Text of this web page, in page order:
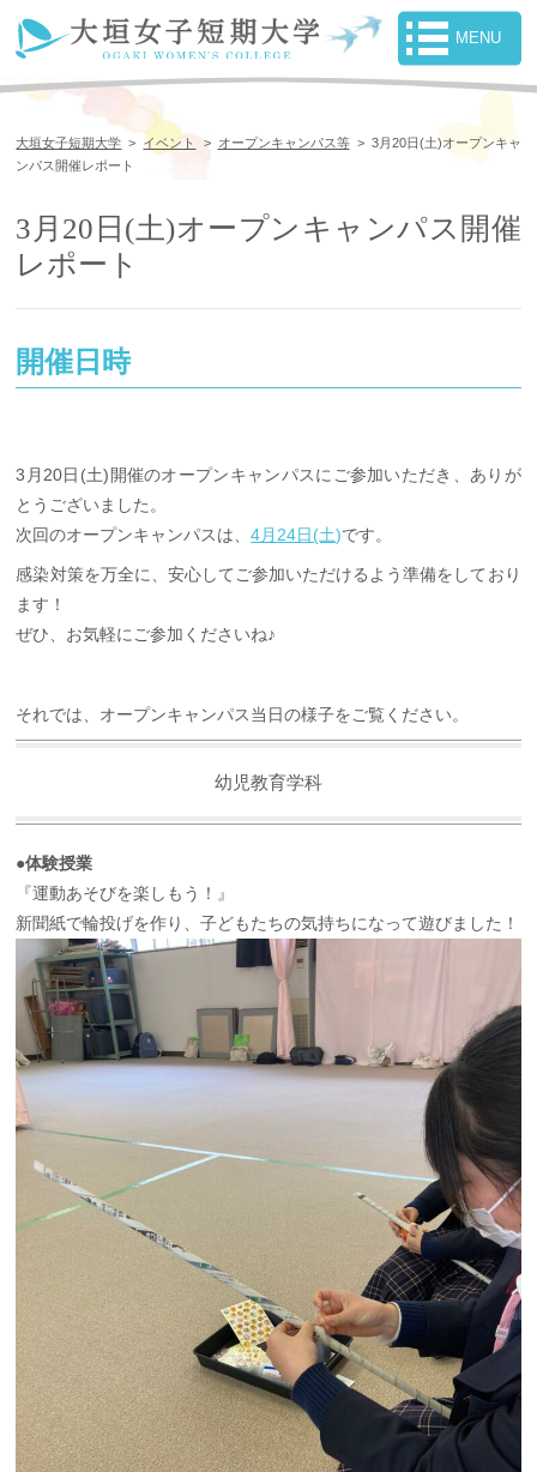
大垣女子短期大学 > イベント > オープンキャンパス等> 3月20日(土)オープンキャ
ンパス開催レポート
3月20日(土)オープンキャンパス開催
レポート
開催日時
3月20日(土)開催のオープンキャンパスにご参加いただき、ありが
とうございました。
次回のオープンキャンパスは、4月24日(土)です。
感染対策を万全に、安心してご参加いただけるよう準備をしており
ます！
ぜひ、お気軽にご参加くださいね♪
それでは、オープンキャンパス当日の様子をご覧ください。
幼児教育学科
●体験授業
『運動あそびを楽しもう！』
新聞紙で輪投げを作り、子どもたちの気持ちになって遊びました！